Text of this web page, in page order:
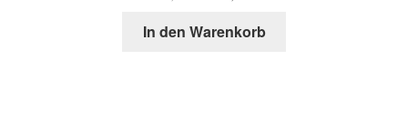
war:
ist:
In den Warenkorb